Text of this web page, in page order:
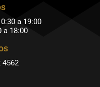
a 19:00
a 18:00
4562